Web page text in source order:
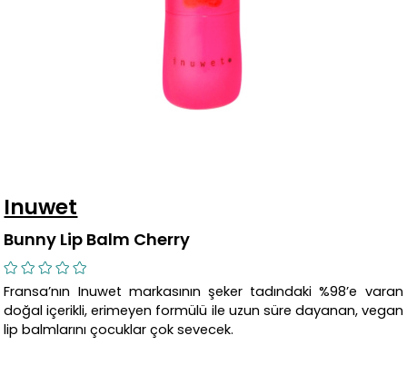
Inuwet
Bunny Lip Balm Cherry
Fransa’nın Inuwet markasının şeker tadındaki %98’e varan
doğal içerikli, erimeyen formülü ile uzun süre dayanan, vegan
lip balmlarını çocuklar çok sevecek.